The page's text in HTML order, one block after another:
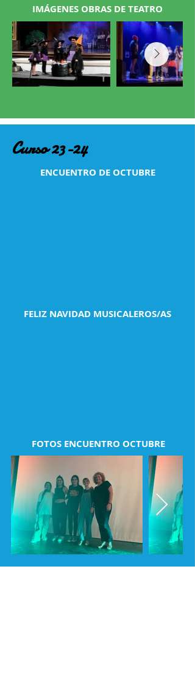
IMÁGENES OBRAS DE TEATRO
Curso 23-24
ENCUENTRO DE OCTUBRE
FELIZ NAVIDAD MUSICALEROS/AS
FOTOS ENCUENTRO OCTUBRE